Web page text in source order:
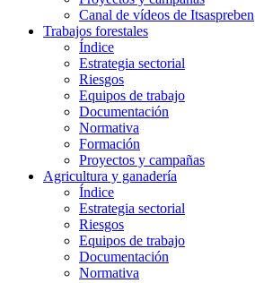
Canal de vídeos de Itsaspreben
Trabajos forestales
Índice
Estrategia sectorial
Riesgos
Equipos de trabajo
Documentación
Normativa
Formación
Proyectos y campañas
Agricultura y ganadería
Índice
Estrategia sectorial
Riesgos
Equipos de trabajo
Documentación
Normativa